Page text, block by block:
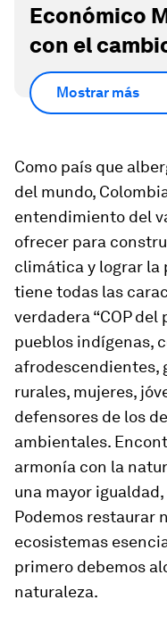
Económico
con el
Mostrar más
Como país que
del mundo,
entendimiento del
ofrecer para
climática y lograr la
tiene todas las
verdadera “COP del
pueblos indígenas,
afrodescendientes,
rurales, mujeres,
defensores de los
ambientales.
armonía con la
una mayor
Podemos restaurar
ecosistemas
primero debemos
naturaleza.